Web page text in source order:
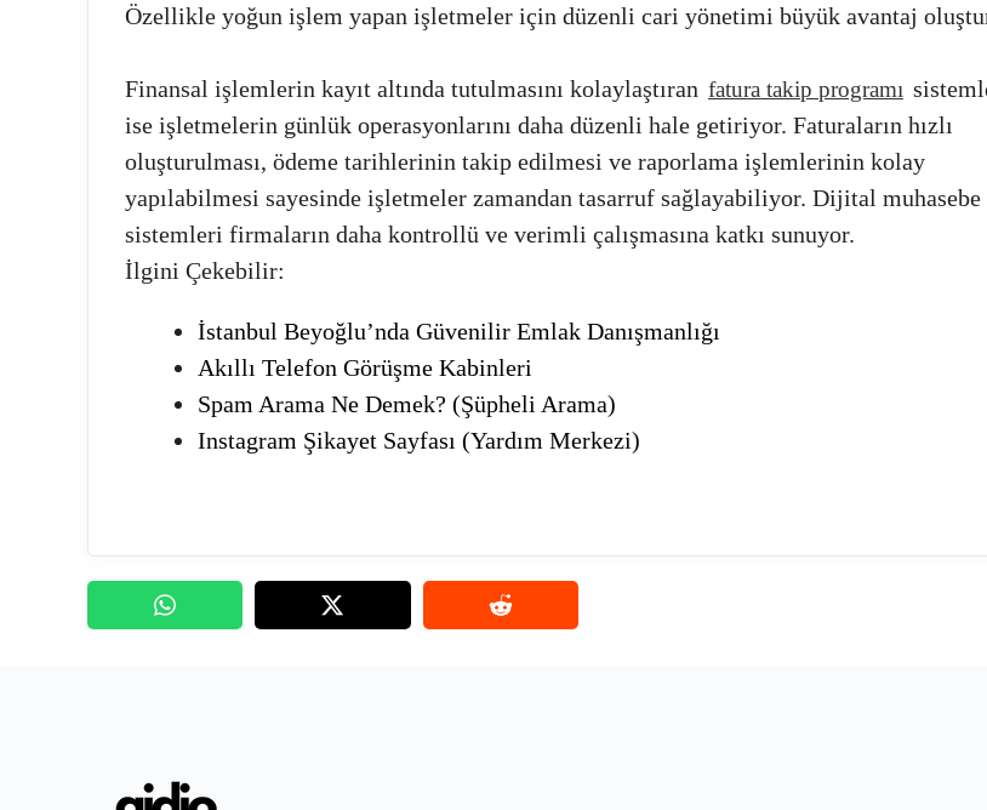
Özellikle yoğun işlem yapan işletmeler için düzenli cari yönetimi büyük avantaj
Finansal işlemlerin kayıt altında tutulmasını kolaylaştıran fatura takip programı
ise işletmelerin günlük operasyonlarını daha düzenli hale getiriyor. Faturaların hızlı
oluşturulması, ödeme tarihlerinin takip edilmesi ve raporlama işlemlerinin kolay
yapılabilmesi sayesinde işletmeler zamandan tasarruf sağlayabiliyor. Dijital muhasebe
sistemleri firmaların daha kontrollü ve verimli çalışmasına katkı sunuyor.
İlgini Çekebilir:
İstanbul Beyoğlu’nda Güvenilir Emlak Danışmanlığı
Akıllı Telefon Görüşme Kabinleri
Spam Arama Ne Demek? (Şüpheli Arama)
Instagram Şikayet Sayfası (Yardım Merkezi)